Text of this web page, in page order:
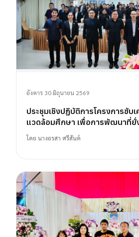
อังคาร 30 มิถุนายน 2569
ประชุมเชิงปฏิบัติการโครงการขับ
แวดล้อมศึกษา เพื่อการพัฒนาที่ยั่
พฤกษศาสตร์โรงเรียน
โดย นางอรสา ศรีสันต์